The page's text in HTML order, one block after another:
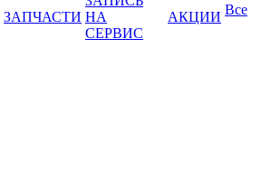
ЗАПЧАСТИ НА
СЕРВИС
АКЦИИ Все